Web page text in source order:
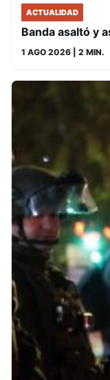
ACTUALIDAD
Banda asaltó y
1 AGO 2026 | 2 MIN.